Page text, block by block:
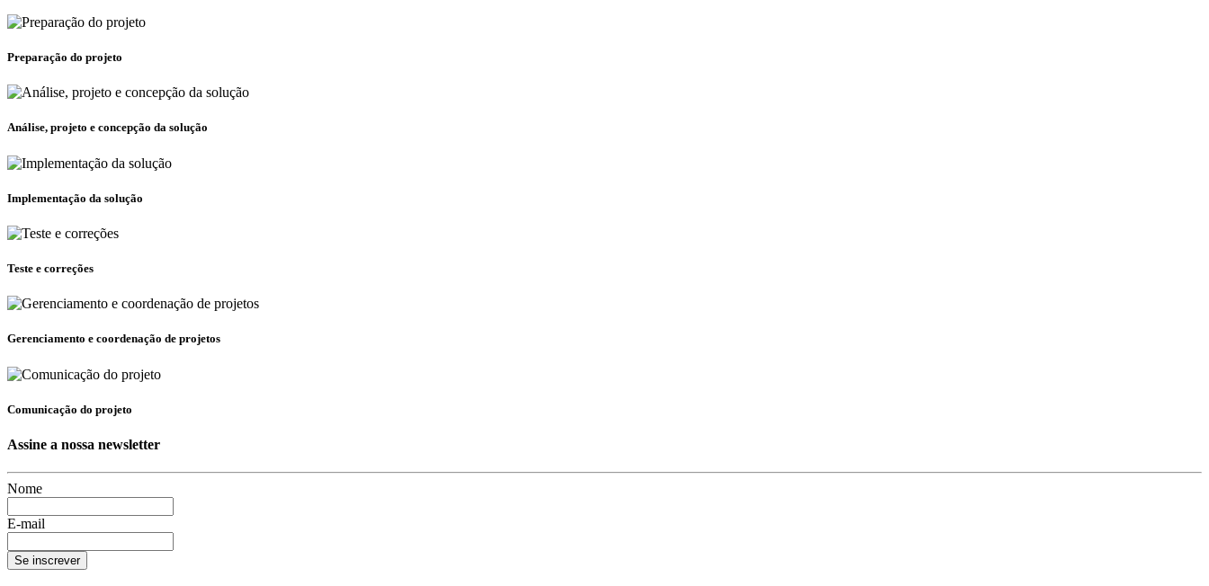
Preparação do projeto
Análise, projeto e concepção da solução
Implementação da solução
Teste e correções
Gerenciamento e coordenação de projetos
Comunicação do projeto
Assine a nossa newsletter
Nome
E-mail
Se inscrever